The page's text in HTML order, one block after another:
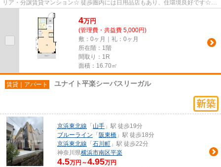
リア・分譲賃貸マンション☆ 徒歩圏内には日用品店もあり、住環境良好です☆
【オンライン内見・オンライン...
4万円
(管理費・共益費 5,000円)
敷：0ヶ月｜礼：0ヶ月
所在階：1階
間取り：1R
面積：16.70㎡
賃貸｜アパート ユナイト平楽シーバスリーガル
京浜東北線 「 山手 」駅 徒歩19分
ブルーライン 「 阪東橋 」駅 徒歩18分
京浜東北線 「 石川町 」駅 徒歩22分
神奈川県横浜市南区平楽
4.5万円～4.95万円